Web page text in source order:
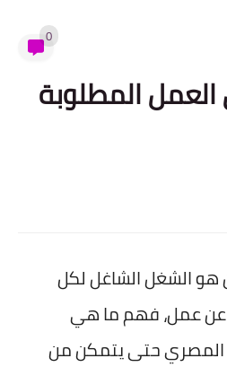
0
المطلوبة
هو الشغل الشاغل لكل
عمل، فهم ما هي
حتى يتمكن من